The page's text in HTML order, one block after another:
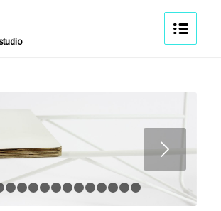
Weiter
1 2 3 4 5 6 7 8 11 12